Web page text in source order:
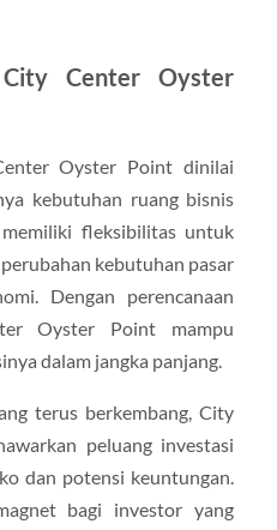
Center Oyster
Oyster Point dinilai
kebutuhan ruang bisnis
fleksibilitas untuk
kebutuhan pasar
Dengan perencanaan
Oyster Point mampu
dalam jangka panjang.
terus berkembang, City
peluang investasi
dan potensi keuntungan.
bagi investor yang